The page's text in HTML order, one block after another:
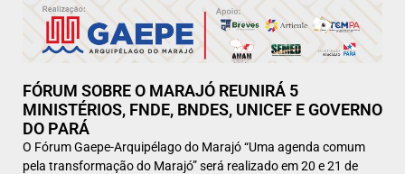
FÓRUM SOBRE O MARAJÓ REUNIRÁ 5
MINISTÉRIOS, FNDE, BNDES, UNICEF E GOVERNO
DO PARÁ
O Fórum Gaepe-Arquipélago do Marajó “Uma agenda comum
pela transformação do Marajó” será realizado em 20 e 21 de